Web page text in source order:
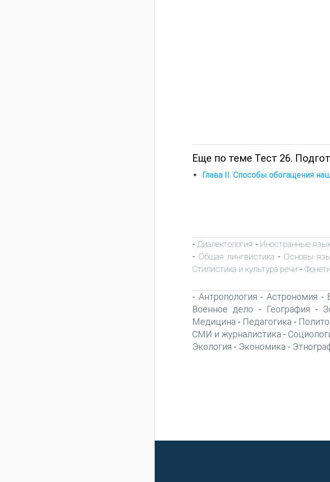
Еще по теме Тест 26.
Глава II. Способы обогащения
- Диалектология - Иностранные
- Общая лингвистика - Основы
Стилистика и культура речи -
- Антропология -Астрономия -
Военное дело - География -
Медицина - Педагогика -
СМИ и журналистика -
Экология - Экономика -